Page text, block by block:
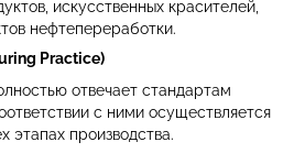
искусственных красителей,
нефтепереработки.
Practice)
отвечает стандартам
с ними осуществляется
этапах производства.